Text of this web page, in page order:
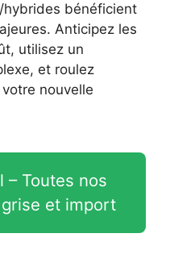
bénéficient
Anticipez les
utilisez un
et roulez
nouvelle
– Toutes nos
et import